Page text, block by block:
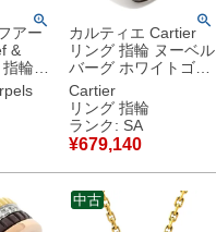
アー
&
輪
ルハ
Xイ
イヤ
【修理
】中
カルティエ Cartier
リング 指輪 ヌーベル
バーグ ホワイトゴー
ルド #49(JP9) 750
18K WG 9号 【修理
証明書】 【中古】新
品同様品
Cartier
リング 指輪
ランク: SA
¥679,140
中古